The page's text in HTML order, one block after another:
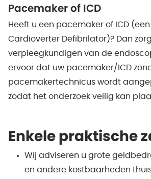
Pacemaker of ICD
Heeft u een pacemaker of ICD
Cardioverter Defibrilator)? Dan
verpleegkundigen van de
ervoor dat uw pacemaker/ICD
pacemakertechnicus wordt
zodat het onderzoek veilig kan
Enkele praktische
Wij adviseren u grote
en andere kostbaarheden